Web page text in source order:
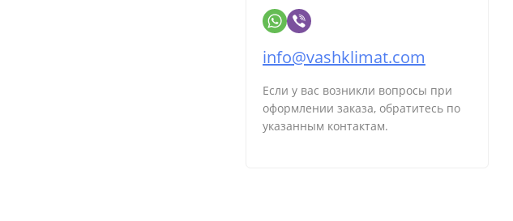
info@vashklimat.com
Если у вас возникли вопросы при
оформлении заказа, обратитесь по
указанным контактам.